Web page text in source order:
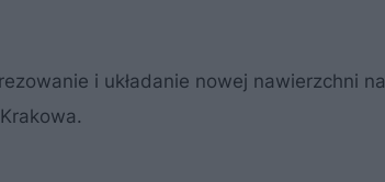
i układanie nowej nawierzchni na